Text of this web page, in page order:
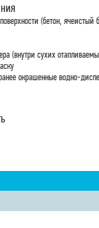
(бетон, ячеистый
(внутри сухих
окрашенные водно-